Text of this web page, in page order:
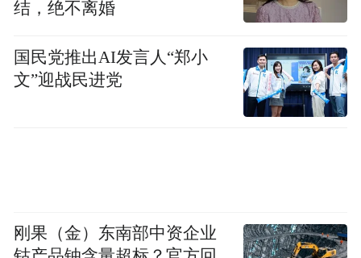
市民。
坚持把金融服务实体经济作为根本宗旨。金
融是实体经济的血脉，深圳发展历史数据显
示，金融业增加值增速与GDP增速高度协
坚持把防控风险作为金融工作的永恒主题。
结，绝不离婚
国民党推出AI发言人“郑小
文”迎战民进党
刚果（金）东南部中资企业